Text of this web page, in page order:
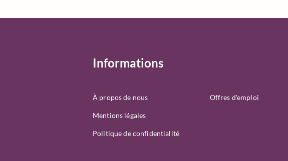
Informations
À propos de nous
Mentions légales
Politique de confidentialité
Offres d'emploi